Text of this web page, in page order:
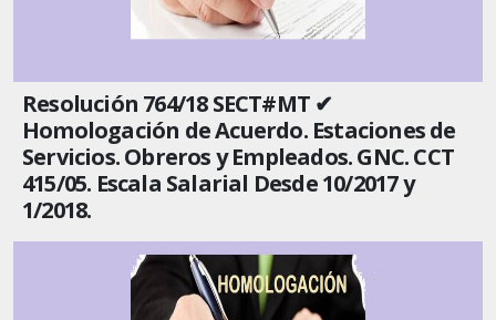
Resolución 764/18 SECT#MT ✔
Homologación de Acuerdo. Estaciones de
Servicios. Obreros y Empleados. GNC. CCT
415/05. Escala Salarial Desde 10/2017 y
1/2018.